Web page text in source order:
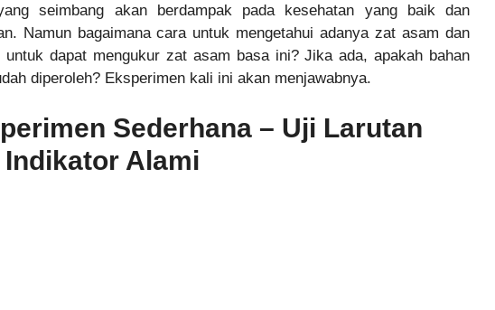
seimbang akan berdampak pada kesehatan yang baik dan
Namun bagaimana cara untuk mengetahui adanya zat asam dan
dapat mengukur zat asam basa ini? Jika ada, apakah bahan
diperoleh? Eksperimen kali ini akan menjawabnya.
Sederhana – Uji Larutan
Alami